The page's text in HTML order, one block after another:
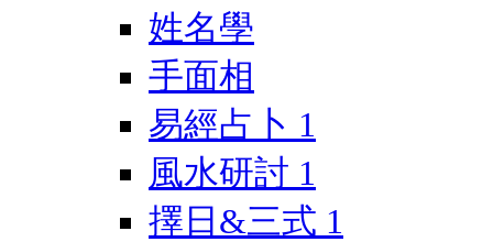
姓名學
手面相
易經占卜 1
風水研討 1
擇日&三式 1